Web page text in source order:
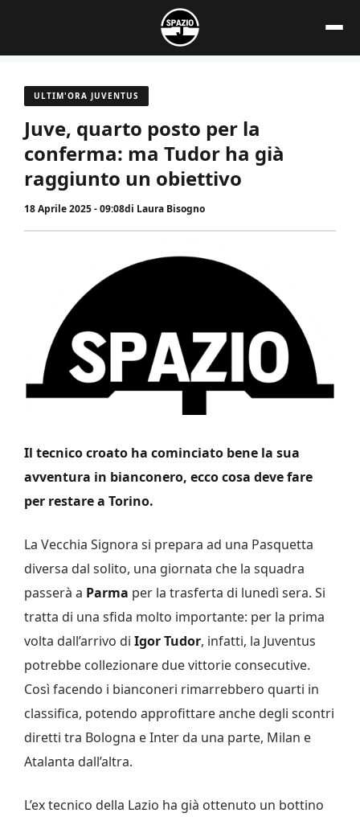
contenuto
ULTIM'ORA JUVENTUS
Juve, quarto posto per la
conferma: ma Tudor ha già
raggiunto un obiettivo
18 Aprile 2025 - 09:08di Laura Bisogno
Il tecnico croato ha cominciato bene la sua
avventura in bianconero, ecco cosa deve fare
per restare a Torino.
La Vecchia Signora si prepara ad una Pasquetta
diversa dal solito, una giornata che la squadra
passerà a Parma per la trasferta di lunedì sera. Si
tratta di una sfida molto importante: per la prima
volta dall’arrivo di Igor Tudor, infatti, la Juventus
potrebbe collezionare due vittorie consecutive.
Così facendo i bianconeri rimarrebbero quarti in
classifica, potendo approfittare anche degli scontri
diretti tra Bologna e Inter da una parte, Milan e
Atalanta dall’altra.
L’ex tecnico della Lazio ha già ottenuto un bottino